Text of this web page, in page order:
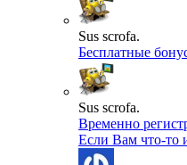
Sus scrofa.
Бесплатные
Sus scrofa.
Временно
Если Вам что-то